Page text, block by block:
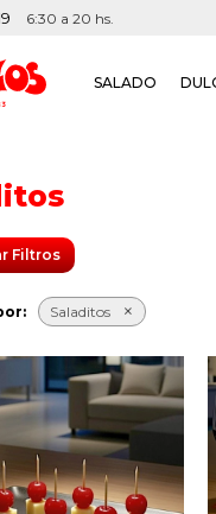
SALADO
6:30 a 20 hs.
Saladitos
saladitos de
con cereza.